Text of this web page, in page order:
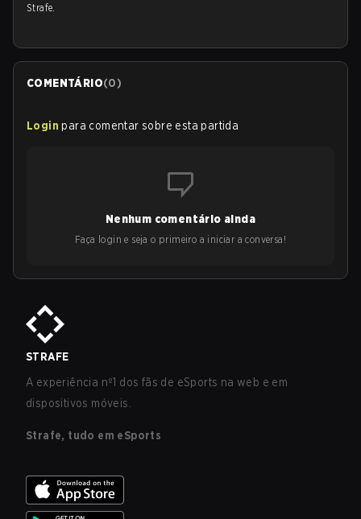
Strafe.
COMENTÁRIO(0)
Login para comentar sobre esta partida
Nenhum comentário ainda
Faça login e seja o primeiro a iniciar a conversa!
STRAFE
A experiência nº1 dos fãs de eSports na web e em
dispositivos móveis.
Strafe, tudo em eSports